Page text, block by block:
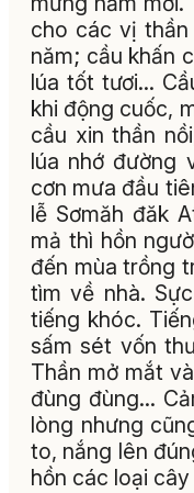
cho các vị
năm; cầu khấn
lúa tốt tươi…
khi động cuốc,
cầu xin thần
lúa nhớ đường
cơn mưa đầu
lễ Sơmăh đăk
mả thì hồn
đến mùa trồng
tìm về nhà.
tiếng khóc.
sấm sét vốn
Thần mở mắt
đùng đùng…
lòng nhưng
to, nắng lên
hồn các loại